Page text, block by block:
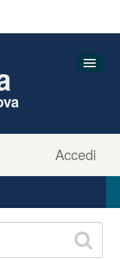
Accedi